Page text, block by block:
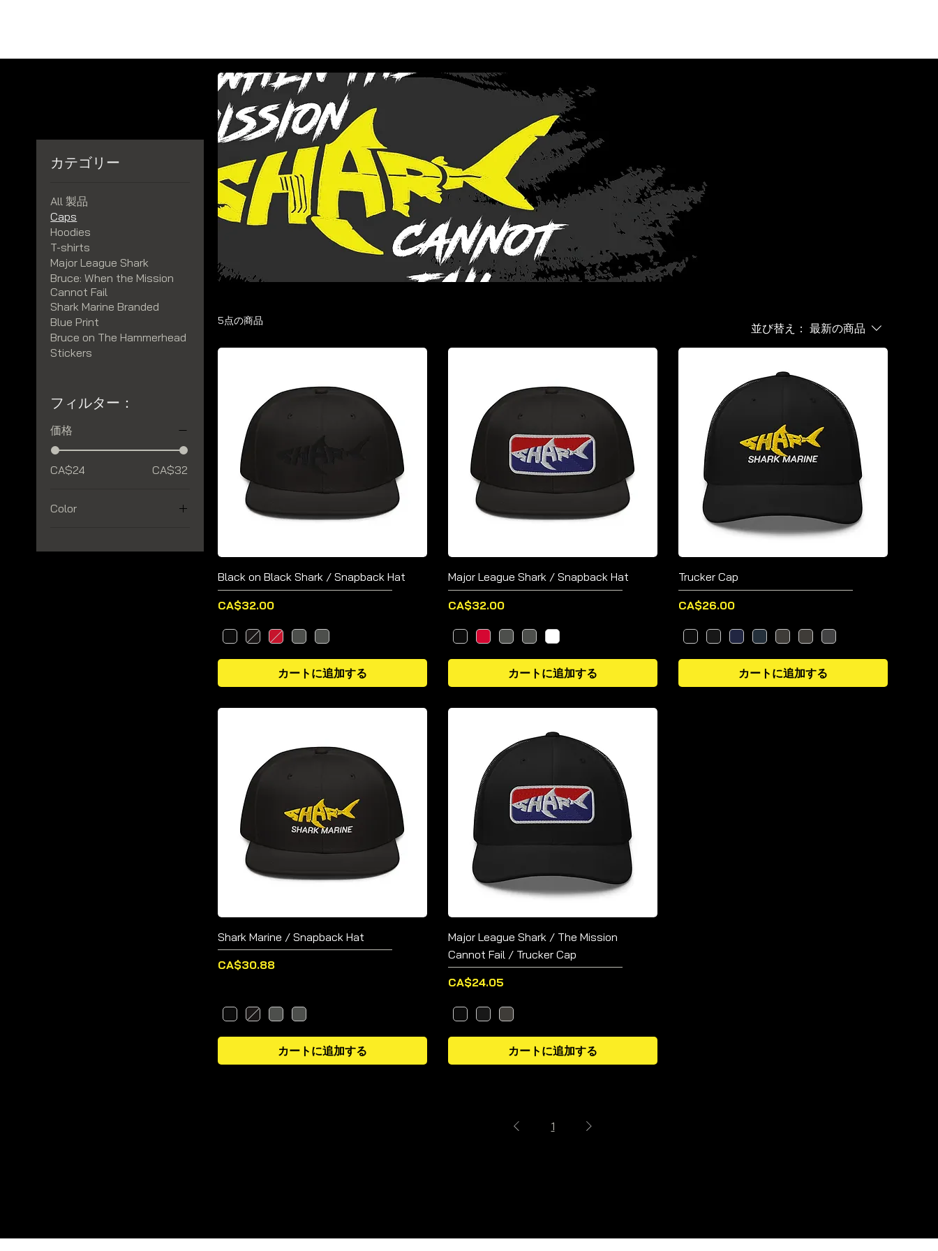
SHARK MARINE
カテゴリー
All 製品
Caps
Hoodies
T-shirts
Major League Shark
Bruce: When the Mission
Cannot Fail
Shark Marine Branded
Blue Print
Bruce on The Hammerhead
Stickers
フィルター：
価格
CA$24 CA$32
Color
5点の商品
並び替え： 最新の商品
Black on Black Shark / Snapback Hat
価格
CA$32.00
カートに追加する
Major League Shark / Snapback Hat
価格
CA$32.00
カートに追加する
Trucker Cap
価格
CA$26.00
カートに追加する
Shark Marine / Snapback Hat
価格
CA$30.88
カートに追加する
Major League Shark / The Mission
Cannot Fail / Trucker Cap
価格
CA$24.05
カートに追加する
1